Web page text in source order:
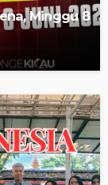
Minggu 8